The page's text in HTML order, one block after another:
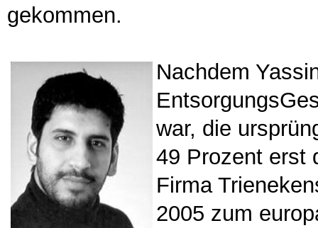
gekommen.
Nachdem
war, die
49 Prozent erst
Firma
2005 zum